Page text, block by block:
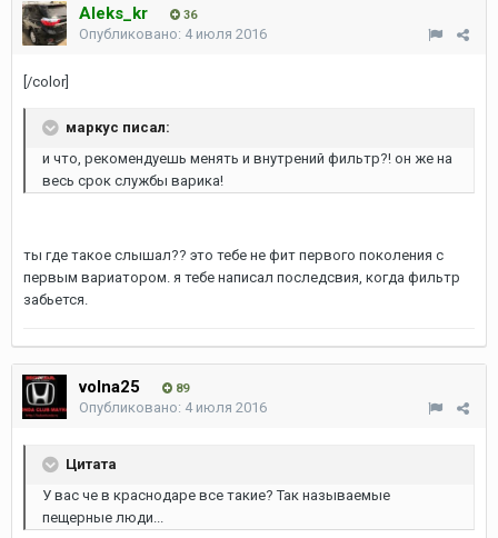
Aleks_kr 36
Опубликовано: 4 июля 2016
[/color]
маркус писал:
и что, рекомендуешь менять и внутрений фильтр?! он же на
весь срок службы варика!
ты где такое слышал?? это тебе не фит первого поколения с
первым вариатором. я тебе написал последсвия, когда фильтр
забьется.
volna25 89
Опубликовано: 4 июля 2016
Цитата
У вас че в краснодаре все такие? Так называемые
пещерные люди...